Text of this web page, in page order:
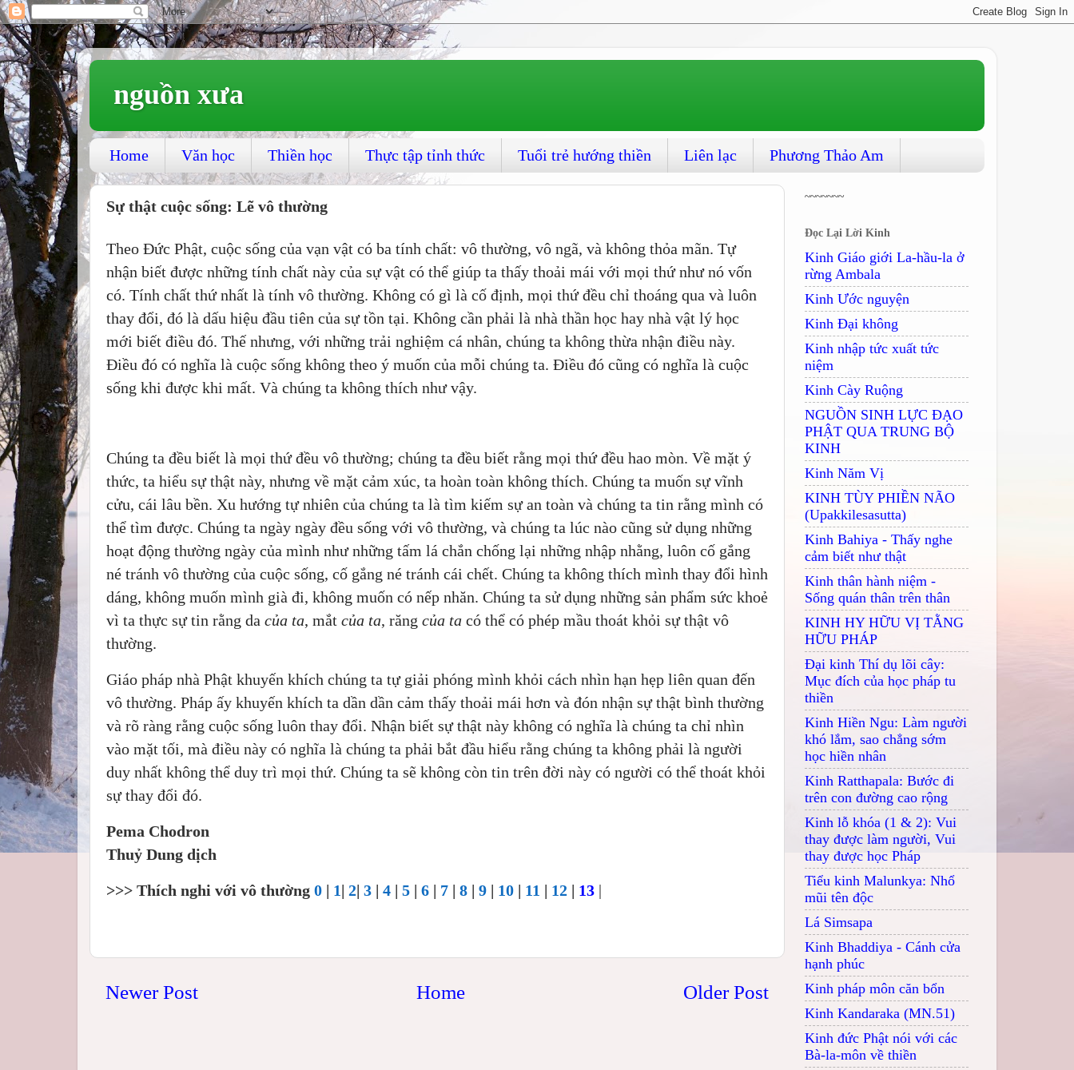
nguồn xưa
Home Văn học Thiền học Thực tập tỉnh thức Tuổi trẻ hướng thiền Liên lạc Phương Thảo Am
Sự thật cuộc sống: Lẽ vô thường
Theo Đức Phật, cuộc sống của vạn vật có ba tính chất: vô thường, vô ngã, và không thỏa mãn. Tự
nhận biết được những tính chất này của sự vật có thể giúp ta thấy thoải mái với mọi thứ như nó vốn
có. Tính chất thứ nhất là tính vô thường. Không có gì là cố định, mọi thứ đều chỉ thoáng qua và luôn
thay đổi, đó là dấu hiệu đầu tiên của sự tồn tại. Không cần phải là nhà thần học hay nhà vật lý học
mới biết điều đó. Thế nhưng, với những trải nghiệm cá nhân, chúng ta không thừa nhận điều này.
Điều đó có nghĩa là cuộc sống không theo ý muốn của mỗi chúng ta. Điều đó cũng có nghĩa là cuộc
sống khi được khi mất. Và chúng ta không thích như vậy.
Chúng ta đều biết là mọi thứ đều vô thường; chúng ta đều biết rằng mọi thứ đều hao mòn. Về mặt ý
thức, ta hiểu sự thật này, nhưng về mặt cảm xúc, ta hoàn toàn không thích. Chúng ta muốn sự vĩnh
cửu, cái lâu bền. Xu hướng tự nhiên của chúng ta là tìm kiếm sự an toàn và chúng ta tin rằng mình có
thể tìm được. Chúng ta ngày ngày đều sống với vô thường, và chúng ta lúc nào cũng sử dụng những
hoạt động thường ngày của mình như những tấm lá chắn chống lại những nhập nhằng, luôn cố gắng
né tránh vô thường của cuộc sống, cố gắng né tránh cái chết. Chúng ta không thích mình thay đổi hình
dáng, không muốn mình già đi, không muốn có nếp nhăn. Chúng ta sử dụng những sản phẩm sức khoẻ
vì ta thực sự tin rằng da của ta, mắt của ta, răng của ta có thể có phép mầu thoát khỏi sự thật vô
thường.
Giáo pháp nhà Phật khuyến khích chúng ta tự giải phóng mình khỏi cách nhìn hạn hẹp liên quan đến
vô thường. Pháp ấy khuyến khích ta dần dần cảm thấy thoải mái hơn và đón nhận sự thật bình thường
và rõ ràng rằng cuộc sống luôn thay đổi. Nhận biết sự thật này không có nghĩa là chúng ta chỉ nhìn
vào mặt tối, mà điều này có nghĩa là chúng ta phải bắt đầu hiểu rằng chúng ta không phải là người
duy nhất không thể duy trì mọi thứ. Chúng ta sẽ không còn tin trên đời này có người có thể thoát khỏi
sự thay đổi đó.
Pema Chodron
Thuỷ Dung dịch
>>> Thích nghi với vô thường 0 | 1| 2| 3 | 4 | 5 | 6 | 7 | 8 | 9 | 10 | 11 | 12 | 13 |
Newer Post Older Post
Home
~~~~~~~
Đọc Lại Lời Kinh
Kinh Giáo giới La-hầu-la ở
rừng Ambala
Kinh Ước nguyện
Kinh Ðại không
Kinh nhập tức xuất tức
niệm
Kinh Cày Ruộng
NGUỒN SINH LỰC ĐẠO
PHẬT QUA TRUNG BỘ
KINH
Kinh Năm Vị
KINH TÙY PHIỀN NÃO
(Upakkilesasutta)
Kinh Bahiya - Thấy nghe
cảm biết như thật
Kinh thân hành niệm -
Sống quán thân trên thân
KINH HY HỮU VỊ TẰNG
HỮU PHÁP
Đại kinh Thí dụ lõi cây:
Mục đích của học pháp tu
thiền
Kinh Hiền Ngu: Làm người
khó lắm, sao chẳng sớm
học hiền nhân
Kinh Ratthapala: Bước đi
trên con đường cao rộng
Kinh lỗ khóa (1 & 2): Vui
thay được làm người, Vui
thay được học Pháp
Tiểu kinh Malunkya: Nhổ
mũi tên độc
Lá Simsapa
Kinh Bhaddiya - Cánh cửa
hạnh phúc
Kinh pháp môn căn bổn
Kinh Kandaraka (MN.51)
Kinh đức Phật nói với các
Bà-la-môn về thiền